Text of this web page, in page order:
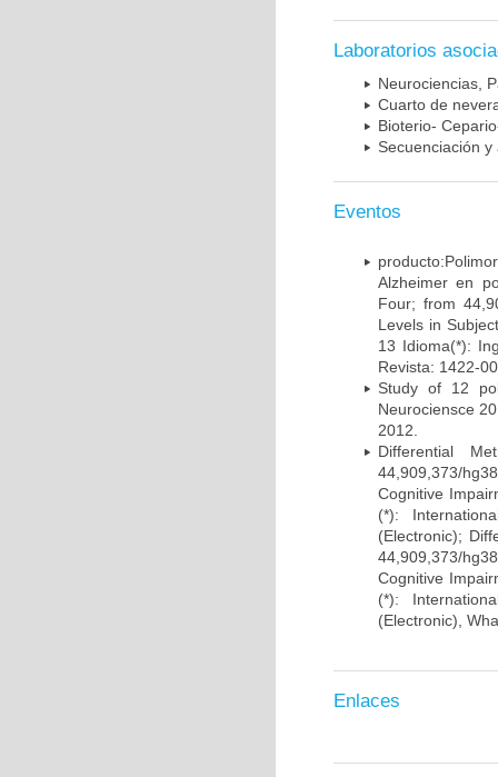
Laboratorios
Neurociencias,
Cuarto de
Bioterio-
Secuenciación
Eventos
Alzheimer en
Four; from
Levels in
13 Idioma(*):
Revista: 1422-
Study of 12
Neurociensce
2012.
Differential
44,909,373/
Cognitive
(*):
(Electronic);
44,909,373/
Cognitive
(*):
(Electronic),
Enlaces